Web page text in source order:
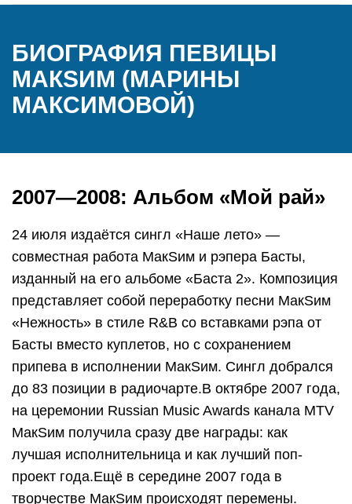
БИОГРАФИЯ ПЕВИЦЫ
МАКSИМ (МАРИНЫ
МАКСИМОВОЙ)
2007—2008: Альбом «Мой рай»
24 июля издаётся сингл «Наше лето» —
совместная работа МакSим и рэпера Басты,
изданный на его альбоме «Баста 2». Композиция
представляет собой переработку песни МакSим
«Нежность» в стиле R&B со вставками рэпа от
Басты вместо куплетов, но с сохранением
припева в исполнении МакSим. Сингл добрался
до 83 позиции в радиочарте.В октябре 2007 года,
на церемонии Russian Music Awards канала MTV
МакSим получила сразу две награды: как
лучшая исполнительница и как лучший поп-
проект года.Ещё в середине 2007 года в
творчестве МакSим происходят перемены.